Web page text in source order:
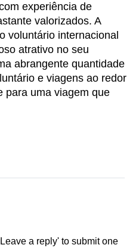
experiência de
valorizados. A
voluntário internacional
atrativo no seu
abrangente quantidade
e viagens ao redor
para uma viagem que
a reply' to submit one